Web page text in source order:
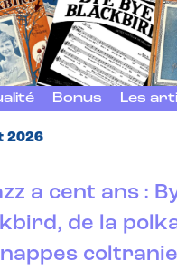
Bonus Les
2026
a cent ans :
de la